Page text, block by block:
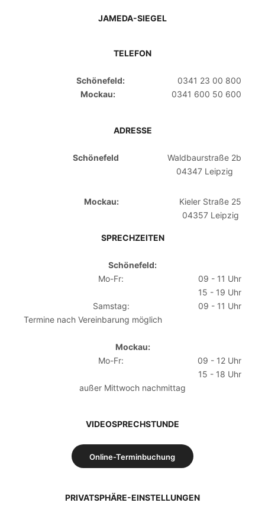
JAMEDA-SIEGEL
TELEFON
Schönefeld:
0341 23 00 800
Mockau:
0341 600 50 600
ADRESSE
Schönefeld
Waldbaurstraße 2b
04347 Leipzig
Mockau:
Kieler Straße 25
04357 Leipzig
SPRECHZEITEN
Schönefeld:
Mo-Fr:
09 - 11 Uhr
15 - 19 Uhr
Samstag:
09 - 11 Uhr
Termine nach Vereinbarung möglich
Mockau:
Mo-Fr:
09 - 12 Uhr
15 - 18 Uhr
außer Mittwoch nachmittag
VIDEOSPRECHSTUNDE
Online-Terminbuchung
PRIVATSPHÄRE-EINSTELLUNGEN